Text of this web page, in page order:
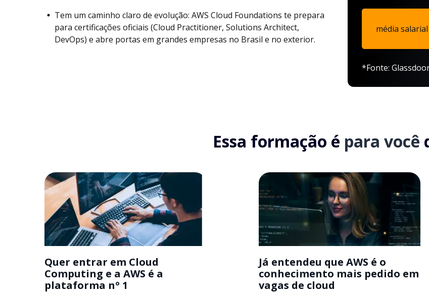
Tem um caminho claro de evolução: AWS Cloud Foundations te prepara
para certificações oficiais (Cloud Practitioner, Solutions Architect,
DevOps) e abre portas em grandes empresas no Brasil e no exterior.
média salarial
*Fonte:
Essa formação é para você
Quer entrar em Cloud
Computing e a AWS é a
plataforma nº 1
Já entendeu que AWS é o
conhecimento mais pedido em
vagas de cloud